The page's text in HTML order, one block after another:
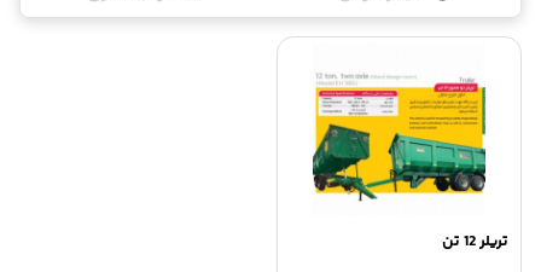
تریلر 12 تن